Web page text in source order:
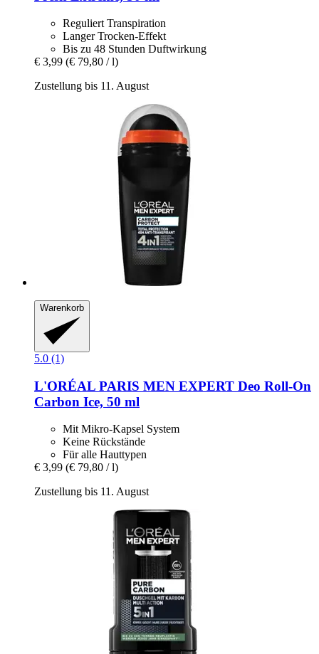
Reguliert Transpiration
Langer Trocken-Effekt
Bis zu 48 Stunden Duftwirkung
€ 3,99 (€ 79,80 / l)
Zustellung bis 11. August
Warenkorb
5.0 (1)
L'ORÉAL PARIS MEN EXPERT Deo Roll-​On
Carbon Ice, 50 ml
Mit Mikro-Kapsel System
Keine Rückstände
Für alle Hauttypen
€ 3,99 (€ 79,80 / l)
Zustellung bis 11. August